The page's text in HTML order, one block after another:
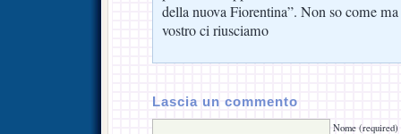
della nuova Fiorentina”. Non so come
vostro ci riusciamo
Lascia un commento
Nome (required)